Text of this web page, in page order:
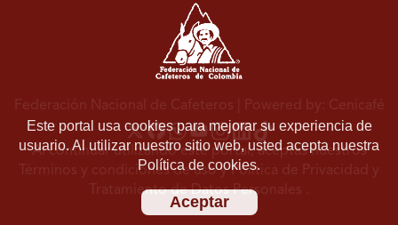
Este portal usa cookies para mejorar su experiencia de
usuario. Al utilizar nuestro sitio web, usted acepta nuestra
Política de cookies.
Aceptar
Federación Nacional de Cafeteros | Powered by: Cenicafé
Al continuar utilizando este portal, aceptas nuestros
Términos y condiciones de usoyPolítica de Privacidad y
Tratamiento de Datos Personales